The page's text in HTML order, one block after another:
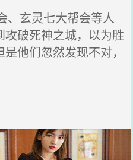
玄灵七大帮会等人
破死神之城，以为胜
他们忽然发现不对，